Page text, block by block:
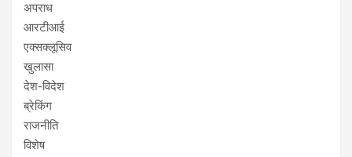
अपराध
आरटीआई
एक्सक्लूसिव
खुलासा
देश-विदेश
ब्रेकिंग
राजनीति
विशेष